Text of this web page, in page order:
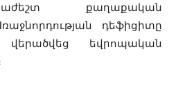
քաղաքական
դեֆիցիտը
վերածվեց եվրոպական